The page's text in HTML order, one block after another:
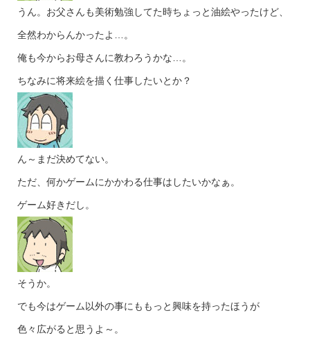
うん。お父さんも美術勉強してた時ちょっと油絵やったけど、
全然わからんかったよ…。
俺も今からお母さんに教わろうかな…。
ちなみに将来絵を描く仕事したいとか？
ん～まだ決めてない。
ただ、何かゲームにかかわる仕事はしたいかなぁ。
ゲーム好きだし。
そうか。
でも今はゲーム以外の事にももっと興味を持ったほうが
色々広がると思うよ～。